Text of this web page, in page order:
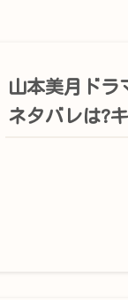
山本美月ドラ
ネタバレは?